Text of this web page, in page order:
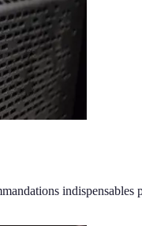
indispensables